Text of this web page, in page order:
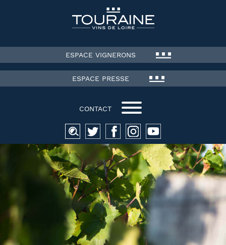
ESPACE VIGNERONS
ESPACE PRESSE
CONTACT
Recherche
pour :